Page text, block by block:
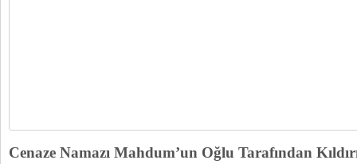
Cenaze Namazı Mahdum’un Oğlu Tarafından